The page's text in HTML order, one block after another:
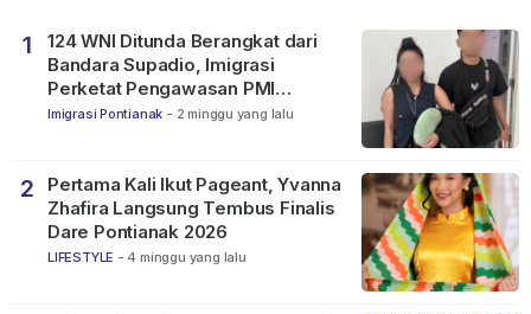
1
124 WNI Ditunda Berangkat dari
Bandara Supadio, Imigrasi
Perketat Pengawasan PMI
Nonprosedural
Imigrasi Pontianak - 2 minggu yang lalu
2
Pertama Kali Ikut Pageant, Yvanna
Zhafira Langsung Tembus Finalis
Dare Pontianak 2026
LIFESTYLE - 4 minggu yang lalu